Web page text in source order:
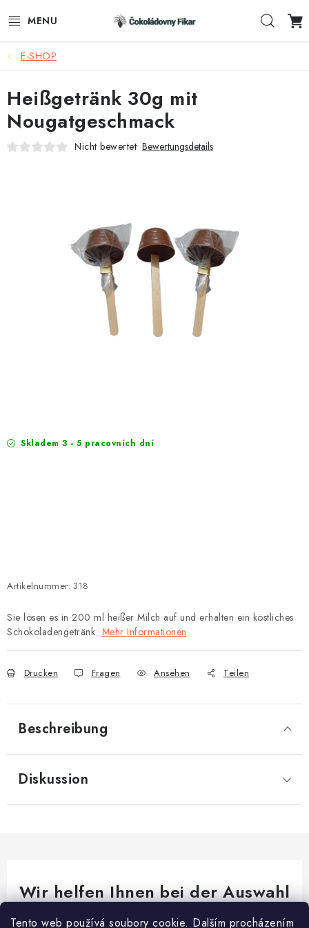
Tento web používá soubory cookie. Dalším procházením
Inhalt
E-SHOP
WERBEARTIKEL
INFORMACE
FUNKČNÍ ČOKOLÁDA
E-SHOP
Skladem 3 - 5 pracovních dní
Artikelnummer: 318
Sie lösen es in 200 ml heißer Milch auf und erhalten ein köstliches
Schokoladengetränk Mehr Informationen
Drucken Fragen Ansehen Teilen
Heißgetränk 30g mit
Nougatgeschmack
Nicht bewertet Bewertungsdetails
Beschreibung
Diskussion
Wir helfen Ihnen bei der Auswahl
Brauchen Sie Rat bei etwas? Wir sind für dich da!